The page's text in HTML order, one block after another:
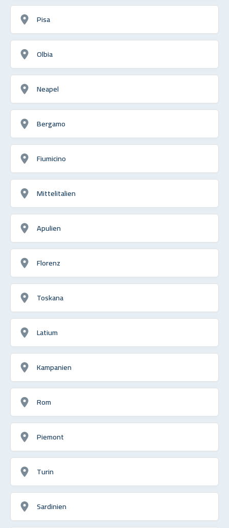
Pisa
Olbia
Neapel
Bergamo
Fiumicino
Mittelitalien
Apulien
Florenz
Toskana
Latium
Kampanien
Rom
Piemont
Turin
Sardinien